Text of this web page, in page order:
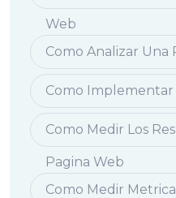
Web
Como Analizar Una
Como
Como Medir Los
Pagina Web
Como Medir